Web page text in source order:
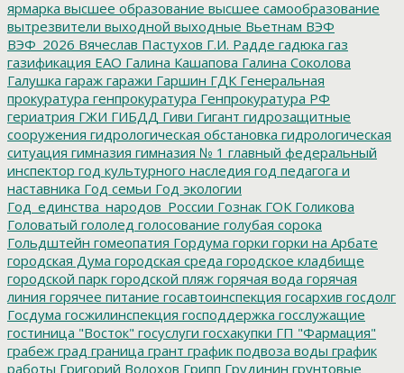
ярмарка высшее образование высшее самообразование
вытрезвители выходной выходные Вьетнам ВЭФ
ВЭФ_2026 Вячеслав Пастухов Г.И. Радде гадюка газ
газификация ЕАО Галина Кашапова Галина Соколова
Галушка гараж гаражи Гаршин ГДКГенеральная
прокуратура генпрокуратура Генпрокуратура РФ
гериатрия ГЖИ ГИБДД Гиви Гигант гидрозащитные
сооружения гидрологическая обстановка гидрологическая
ситуация гимназия гимназия № 1 главный федеральный
инспектор год культурного наследия год педагога и
наставника Год семьи Год экологии
Год_единства_народов_России Гознак ГОКГоликова
Головатый гололед голосование голубая сорока
Гольдштейн гомеопатия Гордума горки горки на Арбате
городская Дума городская среда городское кладбище
городской парк городской пляж горячая вода горячая
линия горячее питание госавтоинспекция госархив госдолг
Госдума госжилинспекция господдержка госслужащие
гостиница "Восток" госуслуги госхакупки ГП "Фармация"
грабеж град граница грант график подвоза воды график
работы Григорий Волохов Грипп Грудинин грунтовые